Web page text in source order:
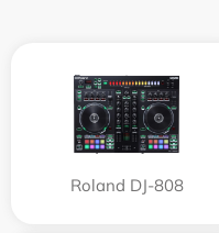
Roland DJ-808